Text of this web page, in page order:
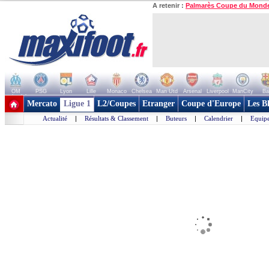
A retenir : Palmarès Coupe du
OM PSG Lyon Lille Monaco Chelsea Man Utd Arsenal Liverpool ManCity
+ de clubs
Mercato Ligue 1 L2/Coupes Etranger Coupe d'Europe Les
Actualité | Résultats & Classement | Buteurs | Calendrier |